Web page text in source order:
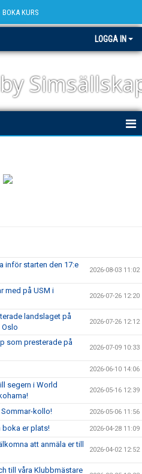
BOKA KURS
LOGGA IN
inför starten den 17:e
2026-08-03 11:02
med på USM i
2026-07-26 12:20
landslaget på
2026-07-26 12:12
som presterade på
2026-07-09 10:33
2026-06-10 14:06
segern i World
2026-05-16 12:39
kollo! 2026-05-06 11:56
boka er plats! 2026-04-28 11:09
att anmäla er till
2026-04-02 12:52
till våra Klubbmästare